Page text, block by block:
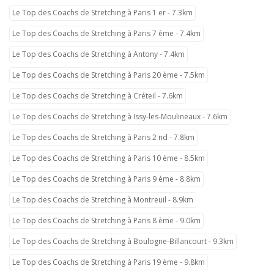
Le Top des Coachs de Stretching à Paris 1 er - 7.3km
Le Top des Coachs de Stretching à Paris 7 ème - 7.4km
Le Top des Coachs de Stretching à Antony - 7.4km
Le Top des Coachs de Stretching à Paris 20 ème - 7.5km
Le Top des Coachs de Stretching à Créteil - 7.6km
Le Top des Coachs de Stretching à Issy-les-Moulineaux - 7.6km
Le Top des Coachs de Stretching à Paris 2 nd - 7.8km
Le Top des Coachs de Stretching à Paris 10 ème - 8.5km
Le Top des Coachs de Stretching à Paris 9 ème - 8.8km
Le Top des Coachs de Stretching à Montreuil - 8.9km
Le Top des Coachs de Stretching à Paris 8 ème - 9.0km
Le Top des Coachs de Stretching à Boulogne-Billancourt - 9.3km
Le Top des Coachs de Stretching à Paris 19 ème - 9.8km